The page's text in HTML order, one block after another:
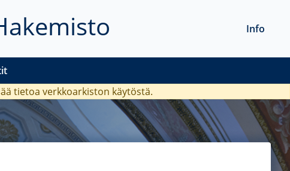
Info
tietoa verkkoarkiston käytöstä.